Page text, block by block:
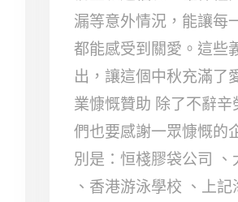
漏等意外情況，能讓每
都能感受到關愛。這些
出，讓這個中秋充滿了
業慷慨贊助 除了不辭
們也要感謝一眾慷慨的
別是：恒棧膠袋公司 、
、香港游泳學校 、上